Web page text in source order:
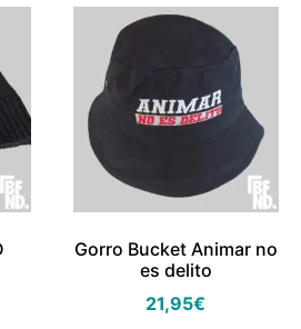
Gorro Bucket Animar no
es delito
21,95€